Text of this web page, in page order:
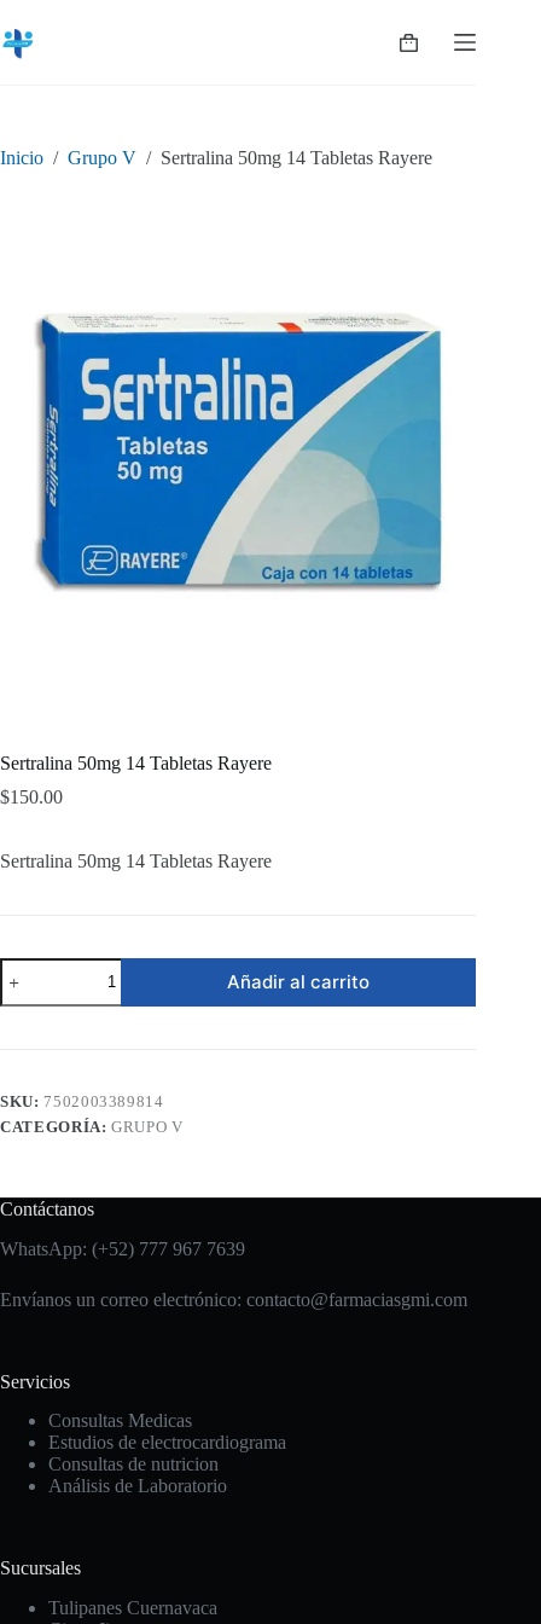
al
contenido
Shopping
Inicio / Grupo V / Sertralina 50mg 14 Tabletas Rayere
Sertralina 50mg 14 Tabletas Rayere
$150.00
Sertralina 50mg 14 Tabletas Rayere
Sertralina
50mg
14
Añadir al carrito
SKU: 7502003389814
CATEGORÍA:GRUPO V
Contáctanos
WhatsApp: (+52) 777 967 7639
Envíanos un correo electrónico: contacto@farmaciasgmi.com
Servicios
Consultas Medicas
Estudios de electrocardiograma
Consultas de nutricion
Análisis de Laboratorio
Sucursales
Tulipanes Cuernavaca